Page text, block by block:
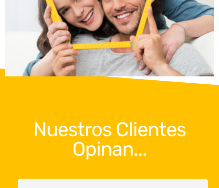
Nuestros Clientes
Opinan...